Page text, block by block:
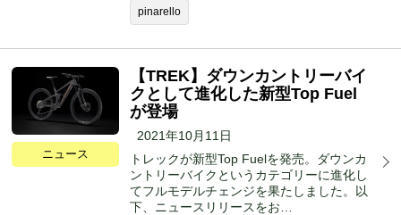
pinarello
ニュース
【TREK】ダウンカントリーバイ
クとして進化した新型Top Fuel
が登場
2021年10月11日
トレックが新型Top Fuelを発売。ダウンカ
ントリーバイクというカテゴリーに進化し
てフルモデルチェンジを果たしました。以
下、ニュースリリースをお…